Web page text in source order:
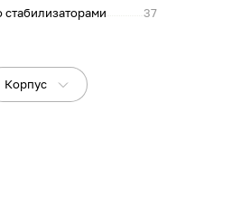
стабилизаторами 37
Корпус